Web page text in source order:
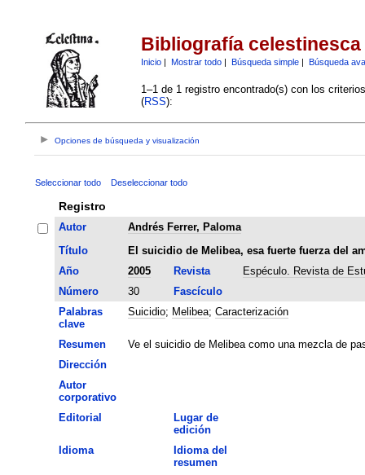
Bibliografía celestinesca
Inicio| Mostrar todo| Búsqueda simple| Búsqueda
1–1 de 1 registro encontrado(s) con los
(RSS):
Opciones de búsqueda y visualización
Seleccionar todo Deseleccionar todo
Registro
Autor
Andrés Ferrer, Paloma
Título
El suicidio de Melibea, esa fuerte fuerza del
Año
2005 Revista
Espéculo. Revista de
Número
30
Fascículo
Palabras
clave
Suicidio; Melibea; Caracterización
Resumen
Ve el suicidio de Melibea como una mezcla de
Dirección
Autor
corporativo
Editorial
Lugar de
edición
Idioma
Idioma del
resumen